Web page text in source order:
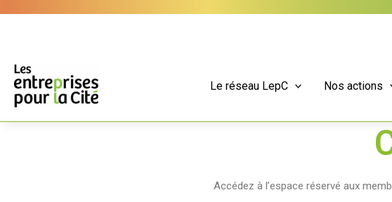
Le réseau LepC Nos actions
Accédez à l’espace réservé aux